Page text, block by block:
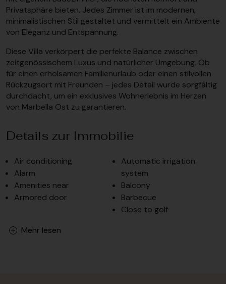
Privatsphäre bieten. Jedes Zimmer ist im modernen,
minimalistischen Stil gestaltet und vermittelt ein Ambiente
von Eleganz und Entspannung.
Diese Villa verkörpert die perfekte Balance zwischen
zeitgenössischem Luxus und natürlicher Umgebung. Ob
für einen erholsamen Familienurlaub oder einen stilvollen
Rückzugsort mit Freunden – jedes Detail wurde sorgfältig
durchdacht, um ein exklusives Wohnerlebnis im Herzen
von Marbella Ost zu garantieren.
Details zur Immobilie
Air conditioning
Alarm
Amenities near
Armored door
Automatic irrigation
system
Balcony
Barbecue
Close to golf
Mehr lesen